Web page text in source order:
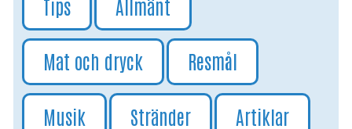
Tips Allmänt
Mat och dryck Resmål
Musik Stränder Artiklar